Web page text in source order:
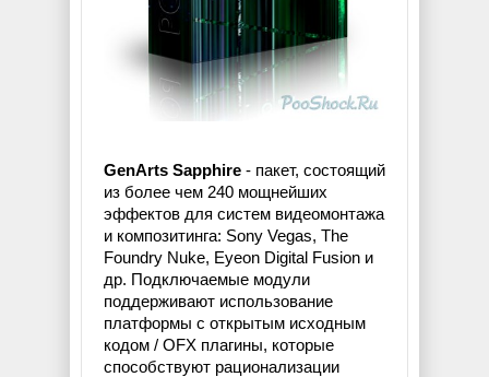
GenArts Sapphire - пакет, состоящий
из более чем 240 мощнейших
эффектов для систем видеомонтажа
и композитинга: Sony Vegas, The
Foundry Nuke, Eyeon Digital Fusion и
др. Подключаемые модули
поддерживают использование
платформы с открытым исходным
кодом / OFX плагины, которые
способствуют рационализации